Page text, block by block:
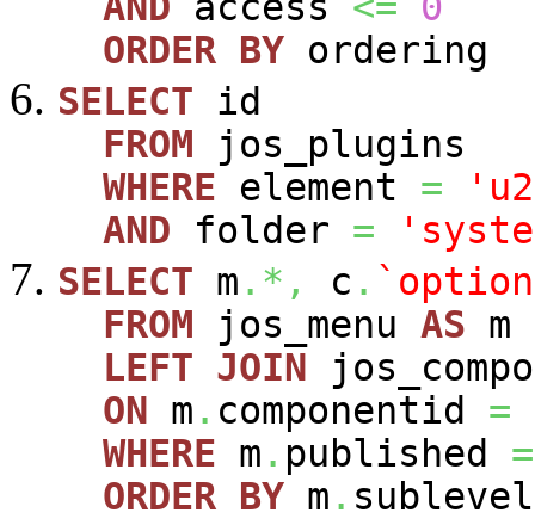
ORDER BY ordering
SELECT id
FROM jos_plugins
WHERE element =
AND folder =
SELECT m .*, c .
FROM jos_menu AS m
LEFT JOIN
ON m . componentid =
WHERE m . published =
ORDER BY m . sublevel